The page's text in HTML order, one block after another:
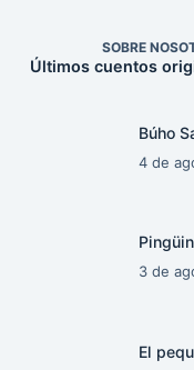
SOBRE
Últimos cuentos
Búho
4 de
3 de
El